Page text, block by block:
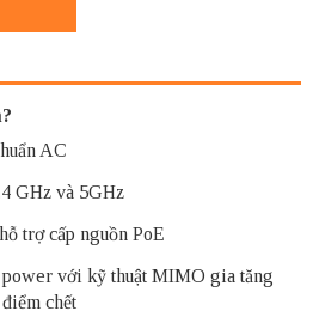
AC
GHz và 5GHz
trợ cấp nguồn PoE
với kỹ thuật MIMO gia tăng
chết